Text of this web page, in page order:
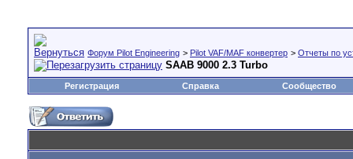
Форум Pilot Engineering > Pilot VAF/MAF конвертер > Отчеты по
SAAB 9000 2.3 Turbo
Регистрация Справка Сообщество